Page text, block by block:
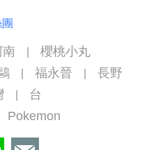
櫻桃小丸
福永晉
長野
台
Pokemon